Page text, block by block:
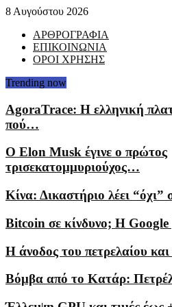
8 Αυγούστου 2026
ΑΡΘΡΟΓΡΑΦΙΑ
ΕΠΙΚΟΙΝΩΝΙΑ
ΟΡΟΙ ΧΡΗΣΗΣ
Trending now
AgoraTrace: Η ελληνική
πού…
Ο Elon Musk έγινε ο πρώτος
τρισεκατομμυριούχος…
Κίνα: Δικαστήριο λέει
Bitcoin σε κίνδυνο; Η Google
Η άνοδος του πετρελαίου
Βόμβα από το Κατάρ: